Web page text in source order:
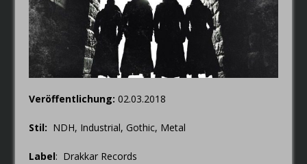
FAIRYTALE – Der Elfenthron von
Thorsagon
Veröffentlichung: 02.03.2018
Stil: NDH, Industrial, Gothic, Metal
Label: Drakkar Records